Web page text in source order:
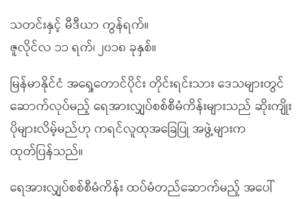
သတင်းနှင့် မီဒီယာ ကွန်ရက်။
ဇူလိုင်လ ၁၁ ရက်၊ ၂၀၁၈ ခုနှစ်။
မြန်မာနိုင်ငံ အရှေ့တောင်ပိုင်း တိုင်းရင်းသား ဒေသများတွင်
ဆောက်လုပ်မည့် ရေအားလျှပ်စစ်စီမံကိန်းများသည် ဆိုးကျိုး
ပိုများလိမ့်မည်ဟု ကရင်လူထုအခြေပြု အဖွဲ့များက
ထုတ်ပြန်သည်။
ရေအားလျှပ်စစ်စီမံကိန်း ထပ်မံတည်ဆောက်မည့် အပေါ်